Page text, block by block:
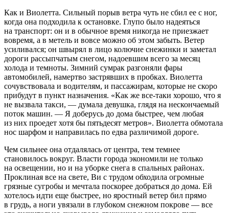
Как и Виолетта. Сильный порыв ветра чуть не сбил ее с ног,
когда она подходила к остановке. Глупо было надеяться
на транспорт: он и в обычное время никогда не приезжает
вовремя, а в метель и вовсе можно об этом забыть. Ветер
усиливался; он швырял в лицо колючие снежинки и заметал
дороги рассыпчатым снегом, надоевшим всего за месяц
холода и темноты. Зимний сумрак разгоняли фары
автомобилей, намертво застрявших в пробках. Виолетта
сочувствовала и водителям, и пассажирам, которые не скоро
прибудут в пункт назначения. «Как же все-таки хорошо, что я
не вызвала такси, — думала девушка, глядя на нескончаемый
поток машин. — Я доберусь до дома быстрее, чем любая
из них проедет хотя бы пятьдесят метров». Виолетта обмотала
нос шарфом и направилась по едва различимой дороге.
Чем сильнее она отдалялась от центра, тем темнее
становилось вокруг. Власти города экономили не только
на освещении, но и на уборке снега в спальных районах.
Проклиная все на свете, Ви с трудом обходила огромные
грязные сугробы и мечтала поскорее добраться до дома. Ей
хотелось идти еще быстрее, но яростный ветер бил прямо
в грудь, а ноги увязали в глубоком снежном покрове — все